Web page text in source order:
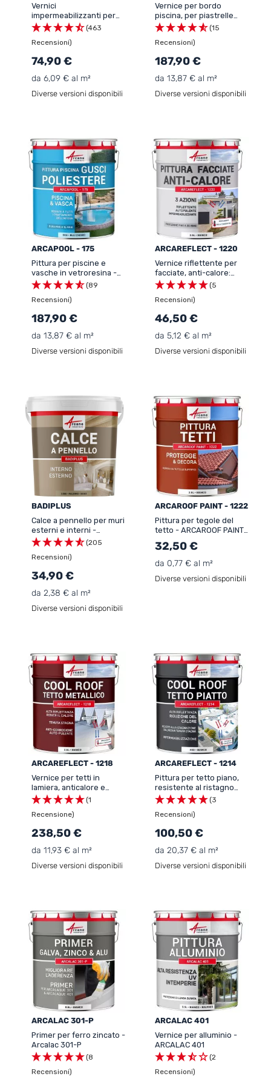
Vernici
impermeabilizzanti per
piscine - ARCAPOOL - 24
(463
Recensioni)
74,90 €
da 6,09 € al m²
Diverse versioni disponibili
Vernice per bordo
piscina, per piastrelle
della piscina - ARCAPOOL
- 440
(15
Recensioni)
187,90 €
da 13,87 € al m²
Diverse versioni disponibili
ARCAPOOL - 175
Pittura per piscine e
vasche in vetroresina -
ARCAPOOL - 175(89
Recensioni)
187,90 €
da 13,87 € al m²
Diverse versioni disponibili
ARCAREFLECT - 1220
Vernice riflettente per
facciate, anti-calore:
ARCAREFLECT - 1220
(5
Recensioni)
46,50 €
da 5,12 € al m²
Diverse versioni disponibili
BADIPLUS
Calce a pennello per muri
esterni e interni -
BADIPLUS
(205
Recensioni)
34,90 €
da 2,38 € al m²
Diverse versioni disponibili
ARCAROOF PAINT - 1222
Pittura per tegole del
tetto - ARCAROOF PAINT -
32,50 €
da 0,77 € al m²
Diverse versioni disponibili
ARCAREFLECT - 1218
Vernice per tetti in
lamiera, anticalore e
anticorrosione -
ARCAREFLECT - 1218
(1
Recensione)
238,50 €
da 11,93 € al m²
Diverse versioni disponibili
ARCAREFLECT - 1214
Pittura per tetto piano,
resistente al ristagno
d'acqua - ARCAREFLECT -
1214
(3
Recensioni)
100,50 €
da 20,37 € al m²
Diverse versioni disponibili
ARCALAC 301-P
Primer per ferro zincato -
Arcalac 301-P
(8
Recensioni)
ARCALAC 401
Vernice per alluminio -
ARCALAC 401
(2
Recensioni)